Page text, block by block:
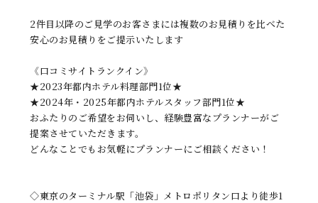
2件目以降のご見学のお客さまには複数のお見積りを比べた
安心のお見積りをご提示いたします
《口コミサイトランクイン》
★2023年都内ホテル料理部門1位★
★2024年・2025年都内ホテルスタッフ部門1位★
おふたりのご希望をお伺いし、経験豊富なプランナーがご
提案させていただきます。
どんなことでもお気軽にプランナーにご相談ください！
◇東京のターミナル駅「池袋」メトロポリタン口より徒歩1